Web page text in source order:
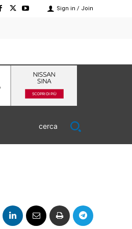
Sign in / Join
cerca